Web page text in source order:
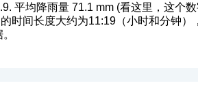
平均降雨量 71.1 mm (看这里，这个
时间长度大约为11:19（小时和分钟）